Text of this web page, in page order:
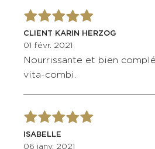
CLIENT KARIN HERZOG
01 févr. 2021
Nourrissante et bien
vita-combi.
ISABELLE
06 janv. 2021